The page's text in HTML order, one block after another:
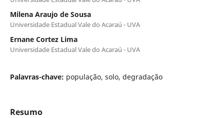
Milena Araujo de Sousa
Universidade Estadual Vale do Acaraú - UVA
Ernane Cortez Lima
Universidade Estadual Vale do Acaraú - UVA
Palavras-chave: população, solo, degradação
Resumo